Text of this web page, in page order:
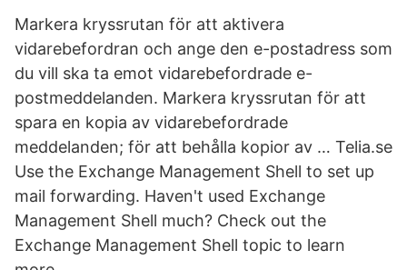
Markera kryssrutan för att aktivera
vidarebefordran och ange den e-postadress som
du vill ska ta emot vidarebefordrade e-
postmeddelanden. Markera kryssrutan för att
spara en kopia av vidarebefordrade
meddelanden; för att behålla kopior av … Telia.se
Use the Exchange Management Shell to set up
mail forwarding. Haven't used Exchange
Management Shell much? Check out the
Exchange Management Shell topic to learn